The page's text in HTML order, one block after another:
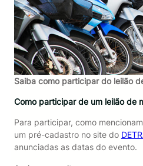
Saiba como participar do leilão
Como participar de um leilão de
Para participar, como
um pré-cadastro no site do
anunciadas as datas do evento.